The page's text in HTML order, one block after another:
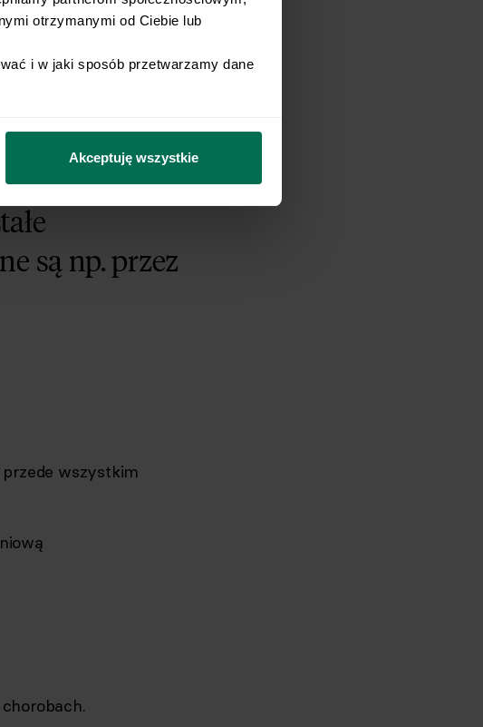
otrzymanymi od Ciebie lub
i w jaki sposób przetwarzamy dane
Akceptuję wszystkie
białka w
są np. przez
przede wszystkim